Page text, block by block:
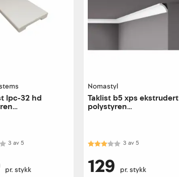
lpc-32 hd
3.0 av 5 mulige
3 av5
pr. stykk
Nomastyl
Taklist b5 xps ekstrudert
polystyren
Karakter:3.0 av 5 mulige
3 av5
129 pr. stykk